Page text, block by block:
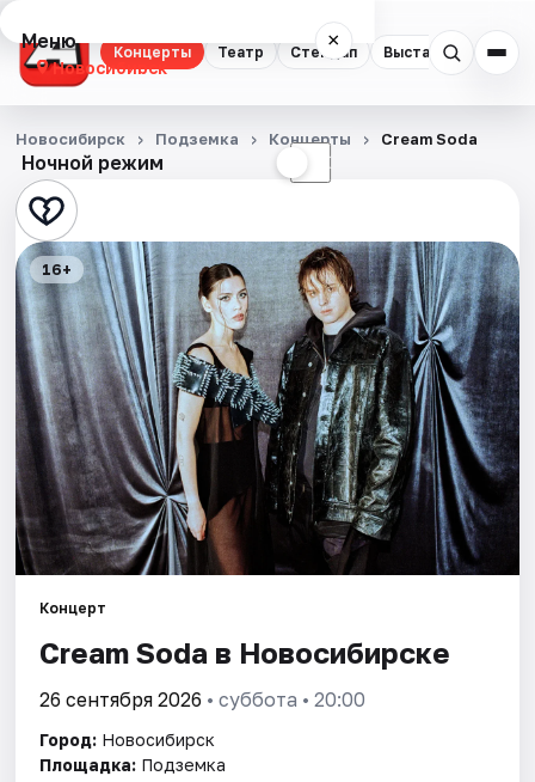
Концерты Театр Стендап Выставки
Меню ×
Новосибирск
Концерты
Театр
Стендап
Выставки
Квесты
Экскурсии
Спорт
События
Города
Площадки
Артисты
Рейтинги
Ночной режим ☾
Новосибирск Подземка Концерты Cream Soda
16+
Концерт
Cream Soda в Новосибирске
26 сентября 2026 • суббота • 20:00
Город: Новосибирск
Площадка: Подземка